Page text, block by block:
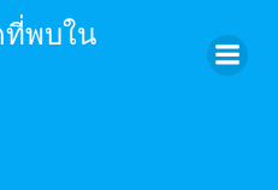
Skip
toพบใน